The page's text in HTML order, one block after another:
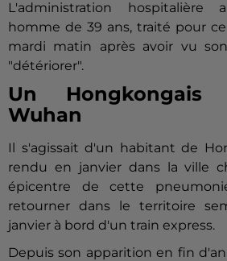
L'administration hospitalière
homme de 39 ans, traité pour
mardi matin après avoir vu
"détériorer".
Un
Wuhan
Il s'agissait d'un habitant de
rendu en janvier dans la ville
épicentre de cette
retourner dans le territoire
janvier à bord d'un train express.
Depuis son apparition en fin